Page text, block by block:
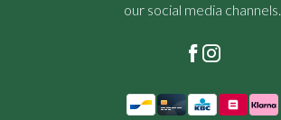
our social media channels.